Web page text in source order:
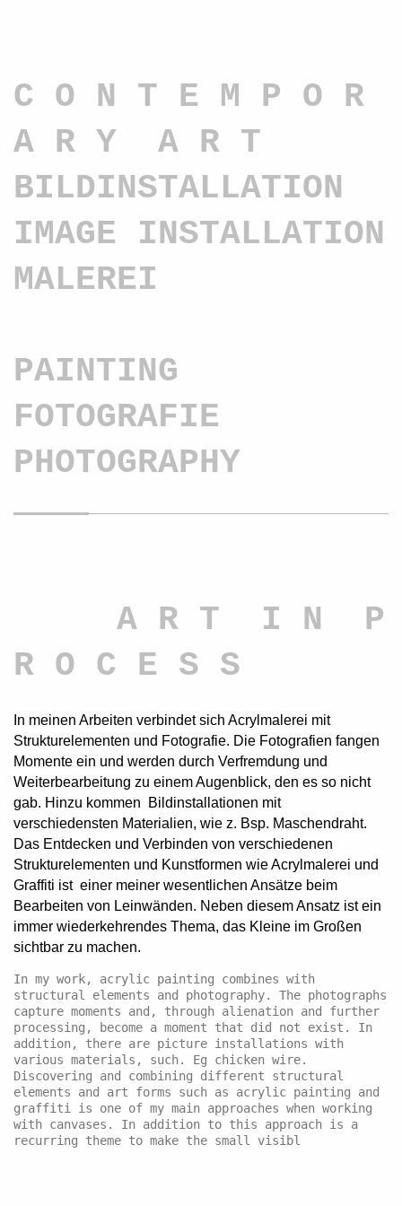
C O N T E M P O R
A R Y A R T
BILDINSTALLATION
IMAGE INSTALLATION
MALEREI
PAINTING
FOTOGRAFIE
PHOTOGRAPHY
A R T I N P
R O C E S S
In meinen Arbeiten verbindet sich Acrylmalerei mit
Strukturelementen und Fotografie. Die Fotografien fangen
Momente ein und werden durch Verfremdung und
Weiterbearbeitung zu einem Augenblick, den es so nicht
gab. Hinzu kommen Bildinstallationen mit
verschiedensten Materialien, wie z. Bsp. Maschendraht.
Das Entdecken und Verbinden von verschiedenen
Strukturelementen und Kunstformen wie Acrylmalerei und
Graffiti ist einer meiner wesentlichen Ansätze beim
Bearbeiten von Leinwänden. Neben diesem Ansatz ist ein
immer wiederkehrendes Thema, das Kleine im Großen
sichtbar zu machen.
In my work, acrylic painting combines with
structural elements and photography. The photographs
capture moments and, through alienation and further
processing, become a moment that did not exist. In
addition, there are picture installations with
various materials, such. Eg chicken wire.
Discovering and combining different structural
elements and art forms such as acrylic painting and
graffiti is one of my main approaches when working
with canvases. In addition to this approach is a